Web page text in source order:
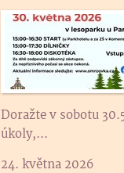
Doražte v sobotu
úkoly,...
24. května 2026